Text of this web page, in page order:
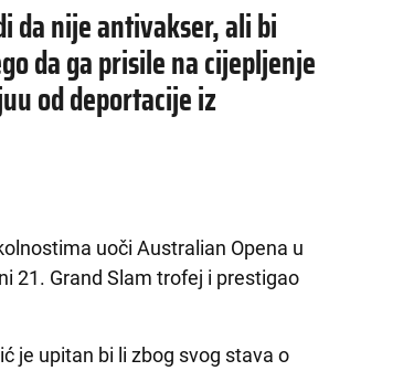
da nije antivakser, ali bi
da ga prisile na cijepljenje
od deportacije iz
uoči Australian Opena u
21. Grand Slam trofej i prestigao
je upitan bi li zbog svog stava o